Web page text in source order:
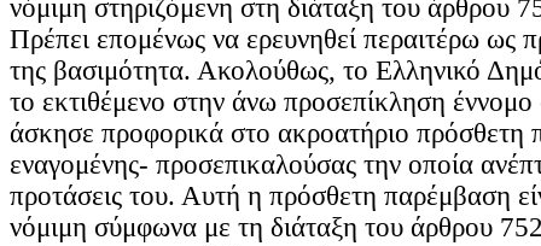
νόμιμη στηριζόμενη στη διάταξη του
Πρέπει επομένως να ερευνηθεί περαιτέρω ως
της βασιμότητα. Ακολούθως, το Ελληνικό
το εκτιθέμενο στην άνω προσεπίκληση
άσκησε προφορικά στο ακροατήριο πρόσθετη
εναγομένης- προσεπικαλούσας την οποία
προτάσεις του. Αυτή η πρόσθετη παρέμβαση
νόμιμη σύμφωνα με τη διάταξη του άρθρου